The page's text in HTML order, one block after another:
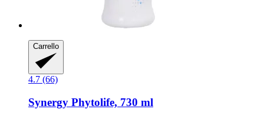
Carrello
4.7 (66)
Synergy Phytolife, 730 ml